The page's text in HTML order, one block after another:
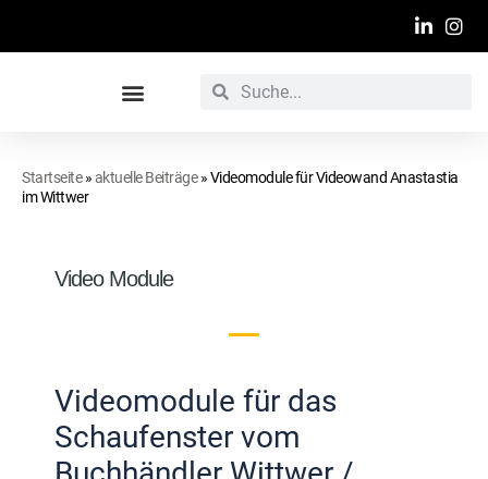
Startseite»aktuelle Beiträge»Videomodule für Videowand Anastastia
im Wittwer
Video Module
Videomodule für das
Schaufenster vom